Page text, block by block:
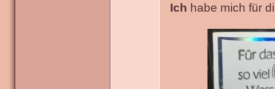
Ich habe mich für